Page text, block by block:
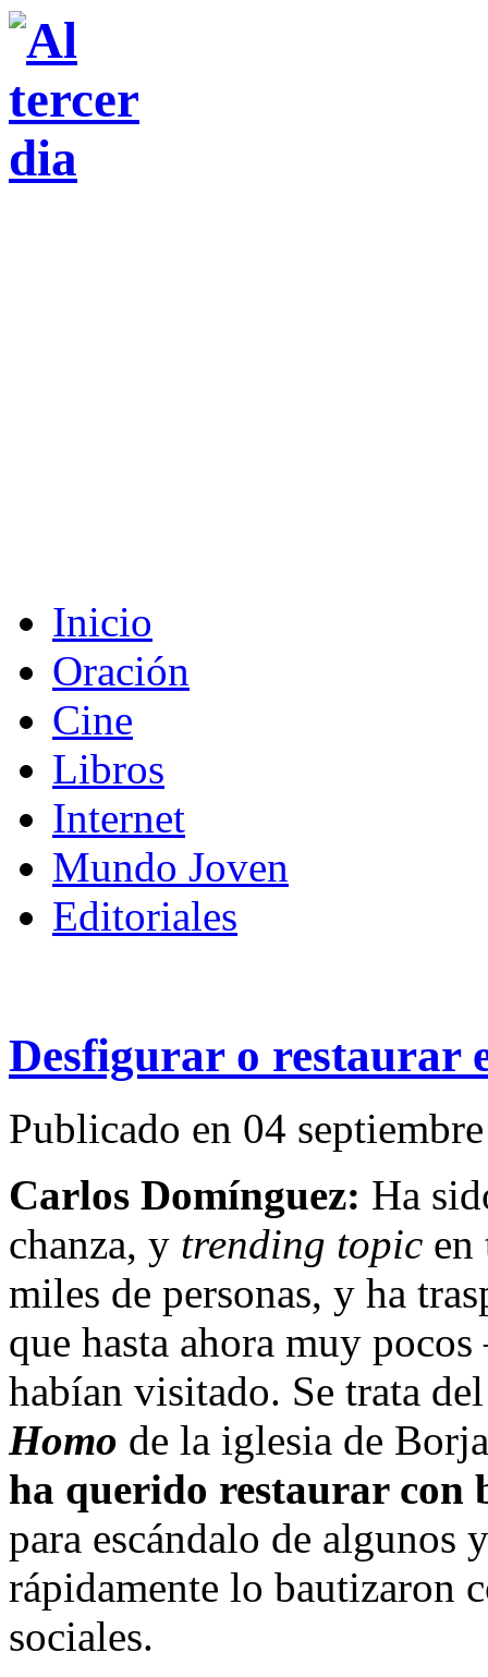
Inicio
Oración
Cine
Libros
Internet
Mundo Joven
Editoriales
Desfigurar o restaurar
Publicado en 04
Carlos Domínguez: Ha
chanza, y trending topic en
miles de personas, y ha
que hasta ahora muy
habían visitado. Se trata
Homo de la iglesia de
ha querido restaurar con
para escándalo de algunos
rápidamente lo bautizaron
sociales.